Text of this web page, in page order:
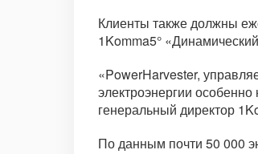
Клиенты также должны
1Komma5°
«PowerHarvester,
электроэнергии
генеральный директор
По данным почти 50 000